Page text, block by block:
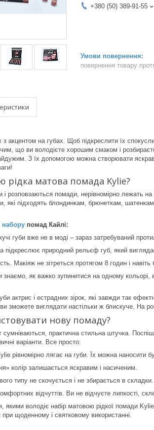
+380 (50) 389-91-55
повернення товару
з акцентом на губах. Щоб підкреслити їх
що ви володієте хорошим смаком і
З їх допомогою можна створювати
рідка матова помада Kylie?
і розповзаються помади, нерівномірно лежать на
які підходять блондинкам, брюнеткам,
набору помад Кайлі:
губи вже не в моді – зараз затребуваний
підкреслює природний рельєф губ, який
Макіяж не зітреться протягом 8 годин і
знаємо, як важко зупинитися на одному
актрис і естрадних зірок, які завжди так
зможете виглядати настільки ж блискуче. На
нову помаду?
сумніваються, практична стильна штучка.
варіанти. Все просто:
рівномірно лягає на губи. Їх можна наносити
колір залишається яскравим і насиченим.
типу не скочується і не збирається в
відчуттів. Ви не відчуєте липкості,
якими володіє набір матовою рідкої помади
при щоденному і святковому використанні.